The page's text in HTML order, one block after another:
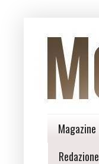
Magazine
Redazione